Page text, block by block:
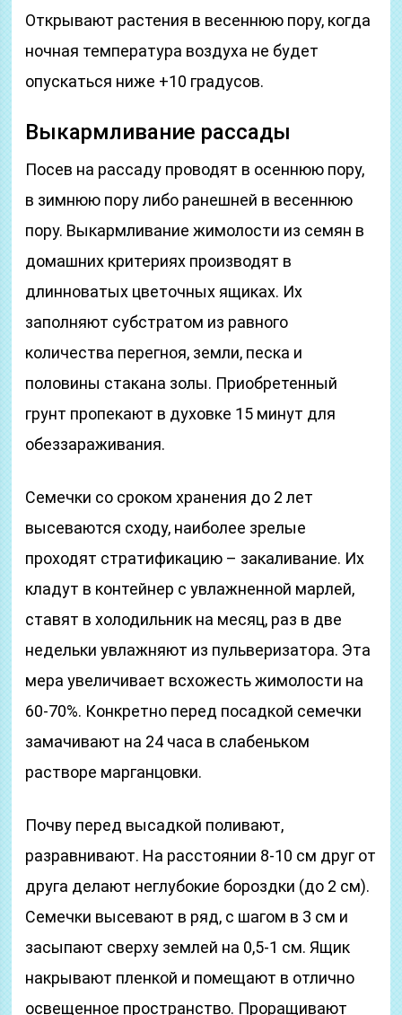
Открывают растения в весеннюю пору, когда
ночная температура воздуха не будет
опускаться ниже +10 градусов.
Выкармливание рассады
Посев на рассаду проводят в осеннюю пору,
в зимнюю пору либо ранешней в весеннюю
пору. Выкармливание жимолости из семян в
домашних критериях производят в
длинноватых цветочных ящиках. Их
заполняют субстратом из равного
количества перегноя, земли, песка и
половины стакана золы. Приобретенный
грунт пропекают в духовке 15 минут для
обеззараживания.
Семечки со сроком хранения до 2 лет
высеваются сходу, наиболее зрелые
проходят стратификацию – закаливание. Их
кладут в контейнер с увлажненной марлей,
ставят в холодильник на месяц, раз в две
недельки увлажняют из пульверизатора. Эта
мера увеличивает всхожесть жимолости на
60-70%. Конкретно перед посадкой семечки
замачивают на 24 часа в слабеньком
растворе марганцовки.
Почву перед высадкой поливают,
разравнивают. На расстоянии 8-10 см друг от
друга делают неглубокие бороздки (до 2 см).
Семечки высевают в ряд, с шагом в 3 см и
засыпают сверху землей на 0,5-1 см. Ящик
накрывают пленкой и помещают в отлично
освещенное пространство. Проращивают